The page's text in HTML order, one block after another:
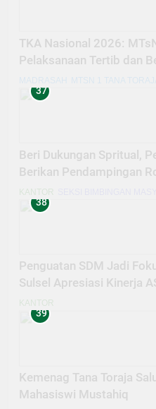
TKA Nasional 2026:
Pelaksanaan Tertib dan
37
Beri Dukungan Spritual,
Berikan Pendampingan
KANTOR
38
Penguatan SDM Jadi
Sulsel Apresiasi Kinerja
KANTOR
39
Kemenag Tana Toraja
Mahasiswi Mustahiq